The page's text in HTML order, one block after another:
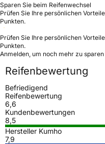
Sparen Sie beim Reifenwechsel
Prüfen Sie Ihre persönlichen
Punkten.
Prüfen Sie Ihre persönlichen
Punkten.
Anmelden, um noch mehr zu sparen
Reifenbewertung
Befriedigend
Reifenbewertung
6,6
Kundenbewertungen
8,5
Hersteller Kumho
7,9